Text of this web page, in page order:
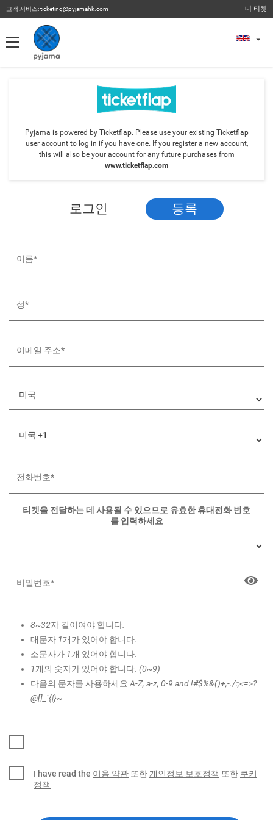
고객 서비스:ticketing@pyjamahk.com 내 티켓
내 티켓
Pyjama is powered by Ticketflap. Please use your existing Ticketflap
user account to log in if you have one. If you register a new account,
this will also be your account for any future purchases from
www.ticketflap.com
로그인 등록
티켓을 전달하는 데 사용될 수 있으므로 유효한 휴대전화 번호
를 입력하세요
8~32자 길이여야 합니다.
대문자 1개가 있어야 합니다.
소문자가 1개 있어야 합니다.
1개의 숫자가 있어야 합니다. (0~9)
다음의 문자를 사용하세요 A-Z, a-z, 0-9 and !#$%&()+,-./:;<=>?
@[]_`{|}~
I have read the 이용 약관 또한 개인정보 보호정책 또한 쿠키
정책